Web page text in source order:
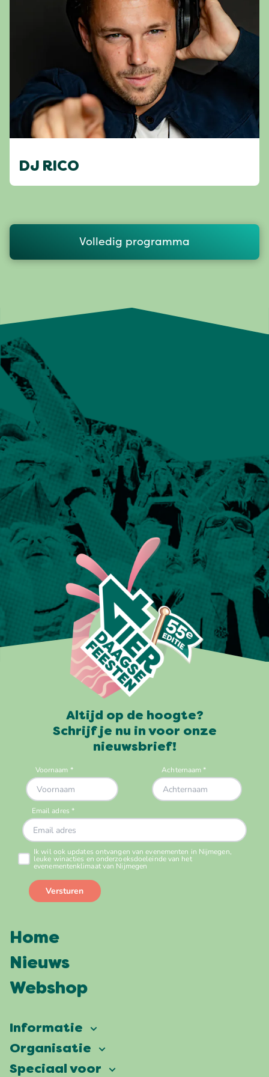
DJ RICO
Volledig programma
Altijd op de hoogte?
Schrijf je nu in voor onze
nieuwsbrief!
Home
Nieuws
Webshop
Informatie
Vierdaagsefeesten
Veelgestelde vragen
Organisatie
Onze ambitie
Speciaal voor